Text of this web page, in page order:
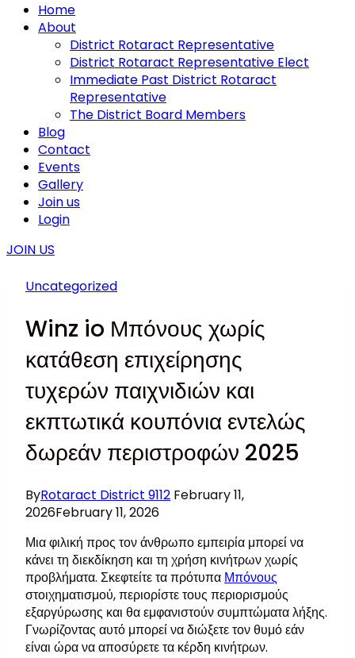
Home
About
District Rotaract Representative
District Rotaract Representative Elect
Immediate Past District Rotaract
Representative
The District Board Members
Blog
Contact
Events
Gallery
Join us
Login
JOIN US
Uncategorized
Winz io Μπόνους χωρίς
κατάθεση επιχείρησης
τυχερών παιχνιδιών και
εκπτωτικά κουπόνια εντελώς
δωρεάν περιστροφών 2025
ByRotaract District 9112 February 11,
2026February 11, 2026
Μια φιλική προς τον άνθρωπο εμπειρία μπορεί να
κάνει τη διεκδίκηση και τη χρήση κινήτρων χωρίς
προβλήματα. Σκεφτείτε τα πρότυπα Μπόνους
στοιχηματισμού, περιορίστε τους περιορισμούς
εξαργύρωσης και θα εμφανιστούν συμπτώματα λήξης.
Γνωρίζοντας αυτό μπορεί να διώξετε τον θυμό εάν
είναι ώρα να αποσύρετε τα κέρδη κινήτρων.